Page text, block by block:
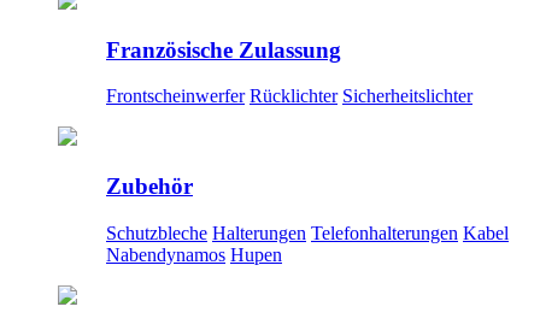
Französische Zulassung
Frontscheinwerfer Rücklichter Sicherheitslichter
Zubehör
Schutzbleche Halterungen Telefonhalterungen Kabel
Nabendynamos Hupen